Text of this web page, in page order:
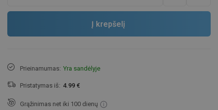
Į krepšelį
Prieinamumas: Yra sandėlyje
Pristatymas iš: 4.99 €
Grąžinimas net iki 100 dienų